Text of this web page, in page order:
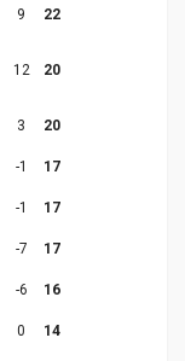
9 22
12 20
3 20
-1 17
-1 17
-7 17
-6 16
0 14